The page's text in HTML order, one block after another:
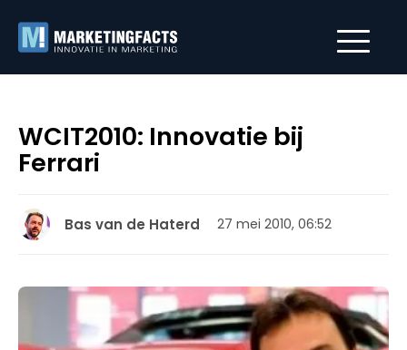
WCIT2010: Innovatie bij
Ferrari
Bas van de Haterd 27 mei 2010, 06:52